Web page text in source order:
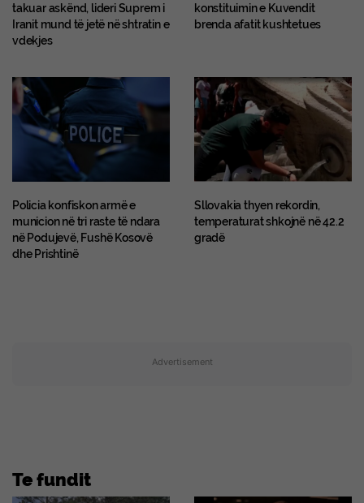
takuar askënd, lideri Suprem i
Iranit mund të jetë në shtratin e
vdekjes
konstituimin e Kuvendit
brenda afatit kushtetues
Policia konfiskon armë e
municion në tri raste të ndara
në Podujevë, Fushë Kosovë
dhe Prishtinë
Sllovakia thyen rekordin,
temperaturat shkojnë në 42.2
gradë
Advertisement
Te fundit